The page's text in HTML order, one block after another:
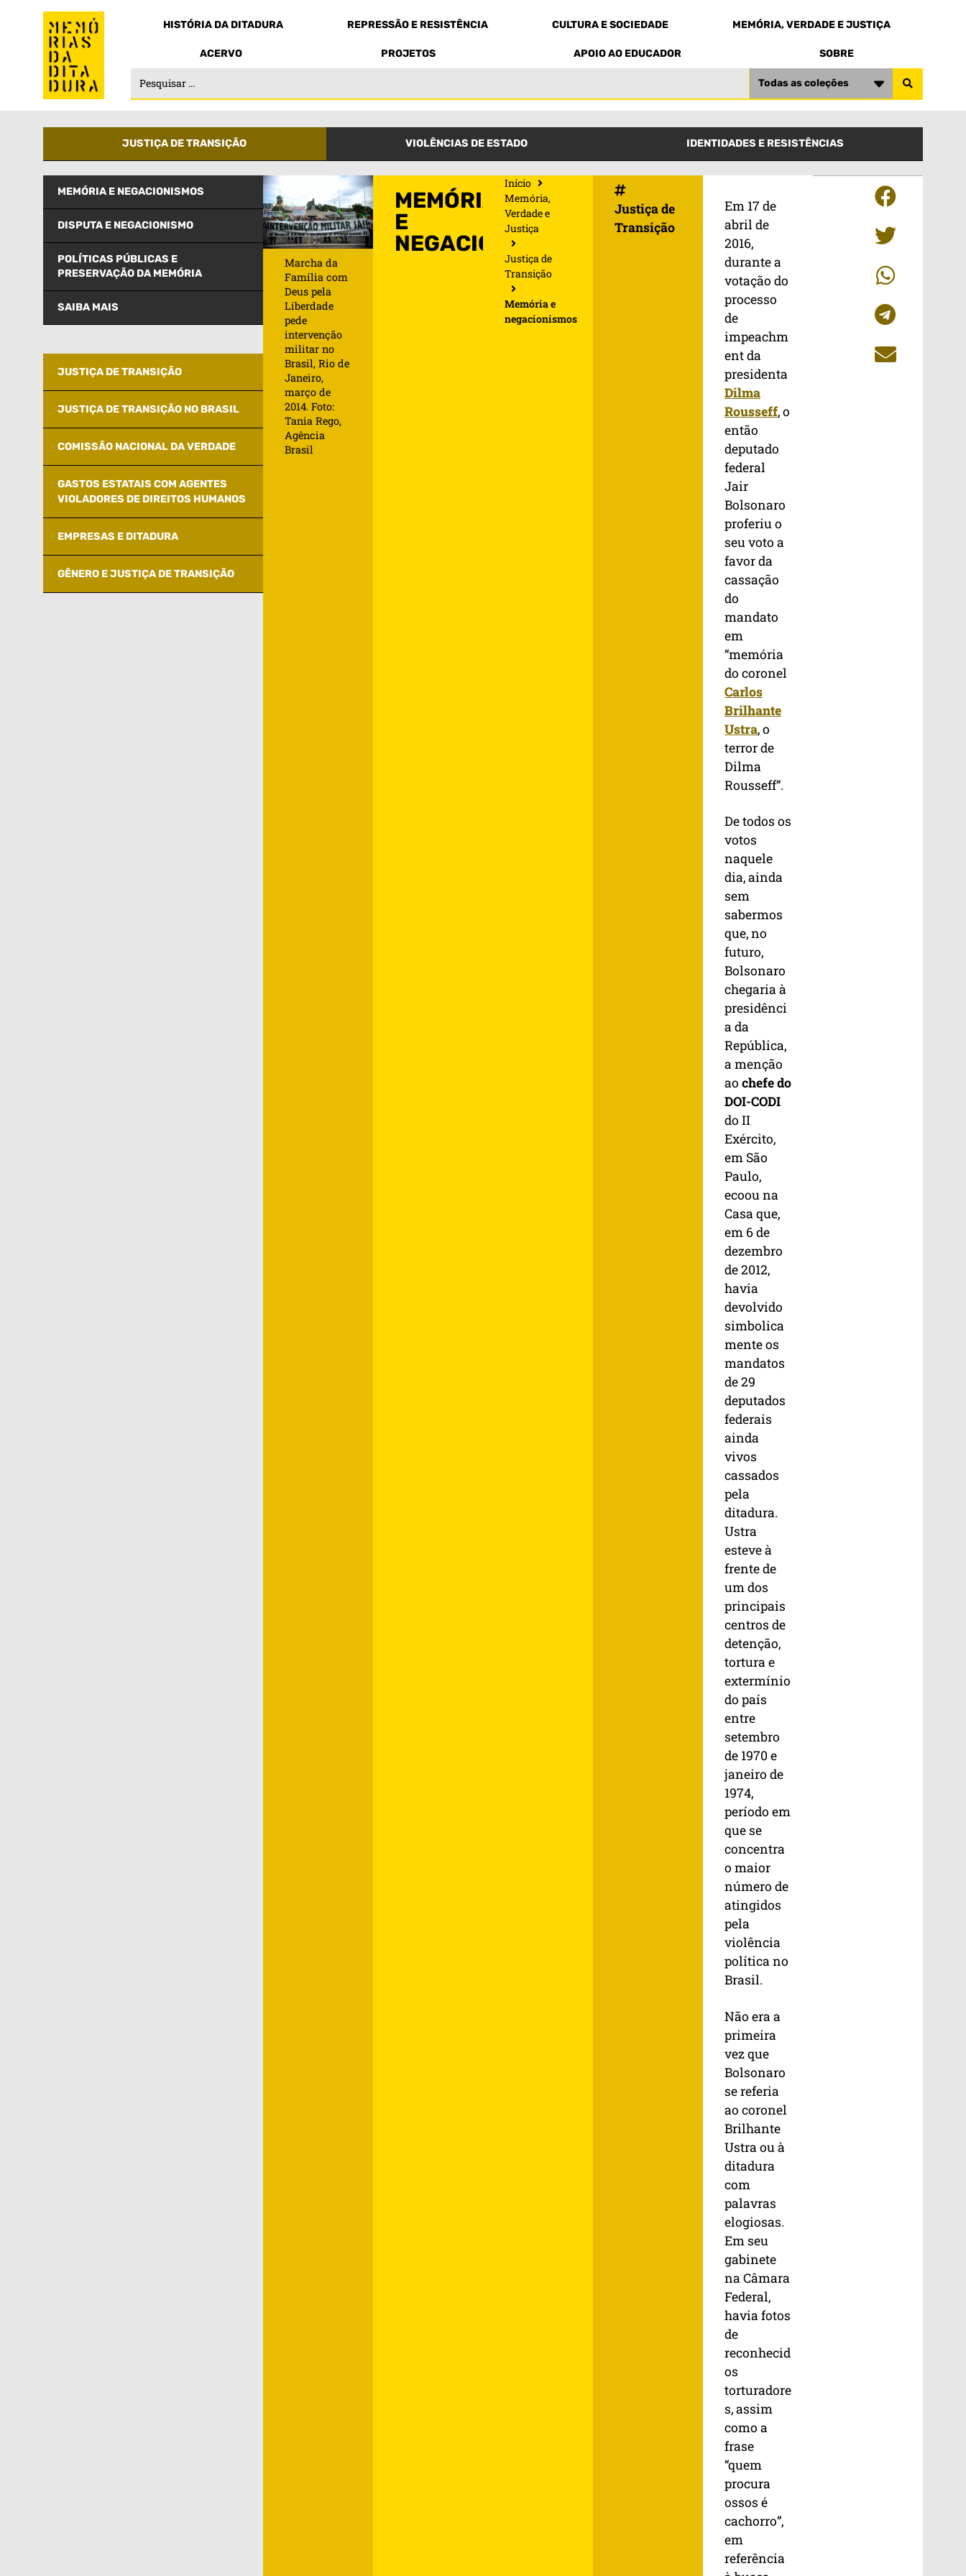
HISTÓRIA DA DITADURA REPRESSÃO E RESISTÊNCIA CULTURA E SOCIEDADE MEMÓRIA, VERDADE E JUSTIÇA
ACERVO PROJETOS APOIO AO EDUCADOR SOBRE
Todas as coleções
JUSTIÇA DE TRANSIÇÃO VIOLÊNCIAS DE ESTADO IDENTIDADES E RESISTÊNCIAS
MEMÓRIA E NEGACIONISMOS
DISPUTA E NEGACIONISMO
POLÍTICAS PÚBLICAS E
PRESERVAÇÃO DA MEMÓRIA
SAIBA MAIS
JUSTIÇA DE TRANSIÇÃO
JUSTIÇA DE TRANSIÇÃO NO BRASIL
COMISSÃO NACIONAL DA VERDADE
GASTOS ESTATAIS COM AGENTES
VIOLADORES DE DIREITOS HUMANOS
EMPRESAS E DITADURA
GÊNERO E JUSTIÇA DE TRANSIÇÃO
Marcha da
Família com
Deus pela
Liberdade
pede
intervenção
militar no
Brasil, Rio de
Janeiro,
março de
2014. Foto:
Tania Rego,
Agência
Brasil
MEMÓRIA
E
NEGACIONISMOS
Início
Memória,
Verdade e
Justiça
Justiça de
Transição
Memória e
negacionismos
Justiça de
Transição
Em 17 de
abril de
2016,
durante a
votação do
processo
de
impeachm
ent da
presidenta
Dilma
Rousseff, o
então
deputado
federal
Jair
Bolsonaro
proferiu o
seu voto a
favor da
cassação
do
mandato
em
“memória
do coronel
Carlos
Brilhante
Ustra, o
terror de
Dilma
Rousseff”.
De todos os
votos
naquele
dia, ainda
sem
sabermos
que, no
futuro,
Bolsonaro
chegaria à
presidênci
a da
República,
a menção
ao chefe do
DOI-CODI
do II
Exército,
em São
Paulo,
ecoou na
Casa que,
em 6 de
dezembro
de 2012,
havia
devolvido
simbolica
mente os
mandatos
de 29
deputados
federais
ainda
vivos
cassados
pela
ditadura.
Ustra
esteve à
frente de
um dos
principais
centros de
detenção,
tortura e
extermínio
do país
entre
setembro
de 1970 e
janeiro de
1974,
período em
que se
concentra
o maior
número de
atingidos
pela
violência
política no
Brasil.
Não era a
primeira
vez que
Bolsonaro
se referia
ao coronel
Brilhante
Ustra ou à
ditadura
com
palavras
elogiosas.
Em seu
gabinete
na Câmara
Federal,
havia fotos
de
reconhecid
os
torturadore
s, assim
como a
frase
“quem
procura
ossos é
cachorro”,
em
referência